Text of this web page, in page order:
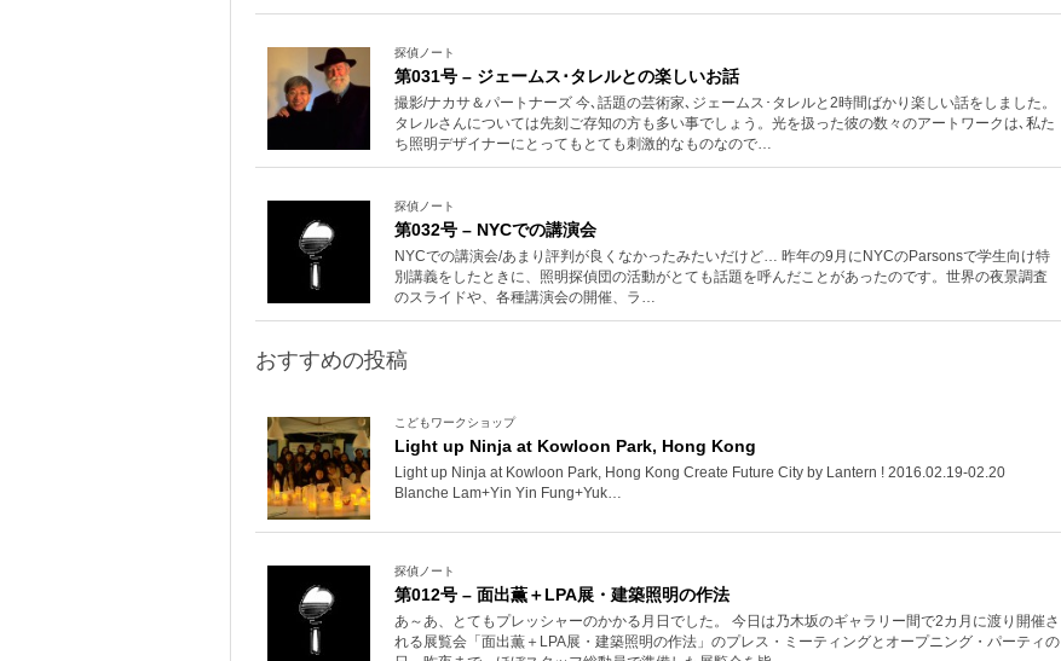
探偵ノート
第031号 – ジェームス･タレルとの楽しいお話
撮影/ナカサ＆パートナーズ 今､話題の芸術家､ジェームス･タレルと2時間ばかり楽しい話をしました。
タレルさんについては先刻ご存知の方も多い事でしょう。光を扱った彼の数々のアートワークは､私た
ち照明デザイナーにとってもとても刺激的なものなので…
探偵ノート
第032号 – NYCでの講演会
NYCでの講演会/あまり評判が良くなかったみたいだけど… 昨年の9月にNYCのParsonsで学生向け特
別講義をしたときに、照明探偵団の活動がとても話題を呼んだことがあったのです。世界の夜景調査
のスライドや、各種講演会の開催、ラ…
おすすめの投稿
こどもワークショップ
Light up Ninja at Kowloon Park, Hong Kong
Light up Ninja at Kowloon Park, Hong Kong Create Future City by Lantern ! 2016.02.19-02.20
Blanche Lam+Yin Yin Fung+Yuk…
探偵ノート
第012号 – 面出薫＋LPA展・建築照明の作法
あ～あ、とてもプレッシャーのかかる月日でした。 今日は乃木坂のギャラリー間で2カ月に渡り開催さ
れる展覧会「面出薫＋LPA展・建築照明の作法」のプレス・ミーティングとオープニング・パーティの